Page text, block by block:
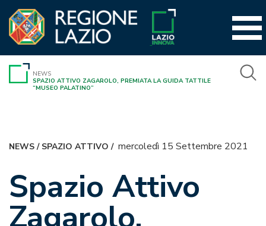
contenuto
NEWS
SPAZIO ATTIVO ZAGAROLO, PREMIATA LA GUIDA TATTILE
“MUSEO PALATINO”
NEWS/ SPAZIO ATTIVO / mercoledì 15 Settembre 2021
Spazio Attivo
Zagarolo,